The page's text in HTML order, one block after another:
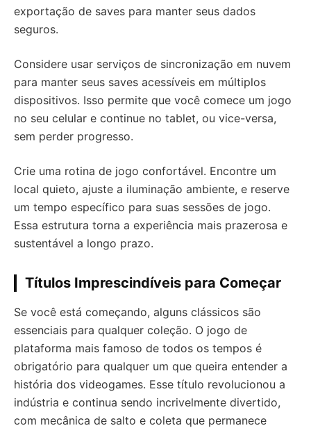
exportação de saves para manter seus dados
seguros.
Considere usar serviços de sincronização em nuvem
para manter seus saves acessíveis em múltiplos
dispositivos. Isso permite que você comece um jogo
no seu celular e continue no tablet, ou vice-versa,
sem perder progresso.
Crie uma rotina de jogo confortável. Encontre um
local quieto, ajuste a iluminação ambiente, e reserve
um tempo específico para suas sessões de jogo.
Essa estrutura torna a experiência mais prazerosa e
sustentável a longo prazo.
Títulos Imprescindíveis para Começar
Se você está começando, alguns clássicos são
essenciais para qualquer coleção. O jogo de
plataforma mais famoso de todos os tempos é
obrigatório para qualquer um que queira entender a
história dos videogames. Esse título revolucionou a
indústria e continua sendo incrivelmente divertido,
com mecânica de salto e coleta que permanece